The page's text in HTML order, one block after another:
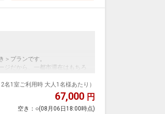
プランです。
ジだから、一都市滞在はもちろ
。
2名1室ご利用時 大人1名様あたり）
67,000 円
空き： ○(08月06日18:00時点)